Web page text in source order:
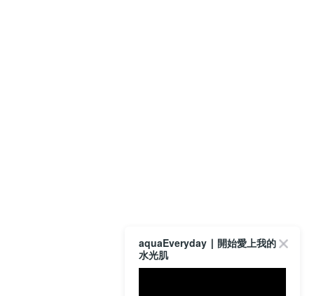
aquaEveryday ∣ 開始愛上我的
水光肌